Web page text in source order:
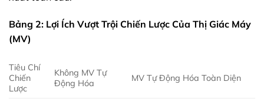
Bảng 2: Lợi Ích Vượt Trội Chiến Lược Của Thị Giác Máy
(MV)
Tiêu Chí
Chiến
Lược
Không MV Tự
Động Hóa
MV Tự Động Hóa Toàn Diện